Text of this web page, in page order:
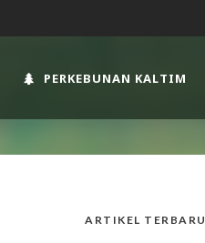
PERKEBUNAN KALTIM
ARTIKEL TERBARU